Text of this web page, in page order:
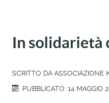
In solidarietà
SCRITTO DA ASSOCIAZIONE
PUBBLICATO: 14 MAGGIO